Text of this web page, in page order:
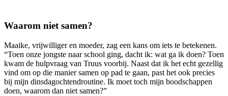
Waarom niet samen?
Maaike, vrijwilliger en moeder, zag een kans om iets te betekenen.
“Toen onze jongste naar school ging, dacht ik: wat ga ik doen? Toen
kwam de hulpvraag van Truus voorbij. Naast dat ik het echt gezellig
vind om op die manier samen op pad te gaan, past het ook precies
bij mijn dinsdagochtendroutine. Ik moet toch mijn boodschappen
doen, waarom dan niet samen?”